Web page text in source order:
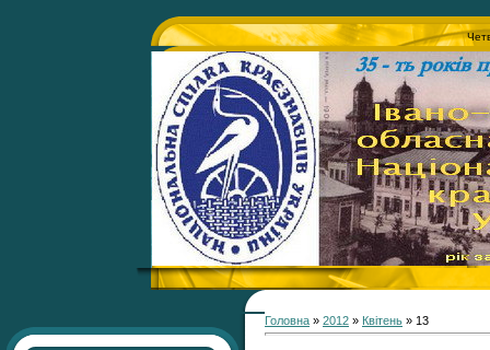
Головна » 2012 » Квітень » 13